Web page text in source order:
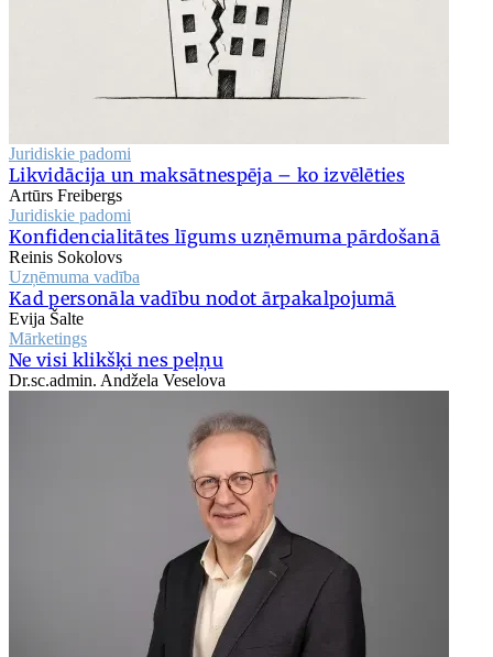
Juridiskie padomi
Likvidācija un maksātnespēja – ko izvēlēties
Artūrs Freibergs
Juridiskie padomi
Konfidencialitātes līgums uzņēmuma pārdošanā
Reinis Sokolovs
Uzņēmuma vadība
Kad personāla vadību nodot ārpakalpojumā
Evija Šalte
Mārketings
Ne visi klikšķi nes peļņu
Dr.sc.admin. Andžela Veselova